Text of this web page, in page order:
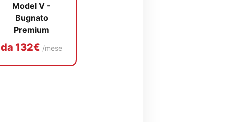
Model V -
Bugnato
Premium
da 132€ /mese